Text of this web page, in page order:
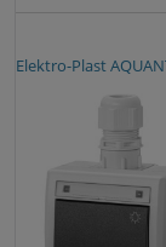
Elektro-Plast